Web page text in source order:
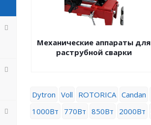
Механические аппараты для
раструбной сварки
Dytron Voll ROTORICA Candan
1000Вт
770Вт 850Вт 2000Вт